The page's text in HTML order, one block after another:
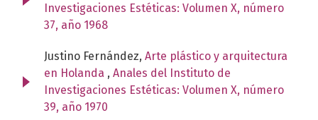
Investigaciones Estéticas: Volumen X, número
37, año 1968
Justino Fernández, Arte plástico y arquitectura
en Holanda , Anales del Instituto de
Investigaciones Estéticas: Volumen X, número
39, año 1970